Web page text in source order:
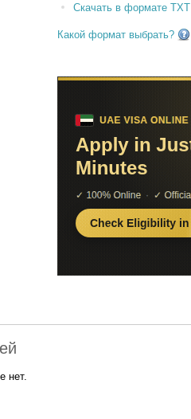
Скачать в формате TXT
Какой формат выбрать?
нет.